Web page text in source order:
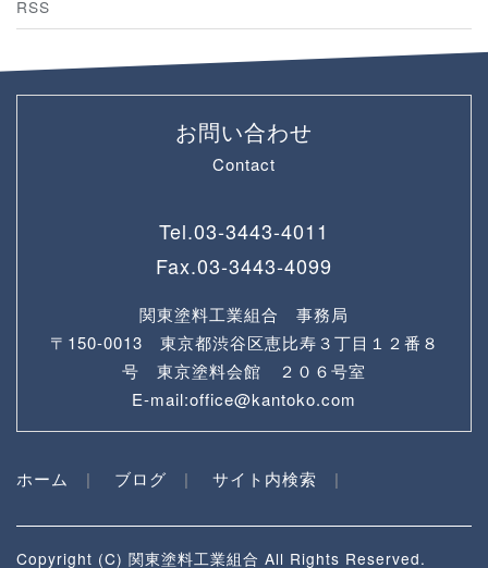
RSS
お問い合わせ
Contact
Tel.03-3443-4011
Fax.03-3443-4099
関東塗料工業組合 事務局
〒150-0013 東京都渋谷区恵比寿３丁目１２番８
号 東京塗料会館 ２０６号室
E-mail:office@kantoko.com
ホーム ブログ サイト内検索
Copyright (C) 関東塗料工業組合 All Rights Reserved.